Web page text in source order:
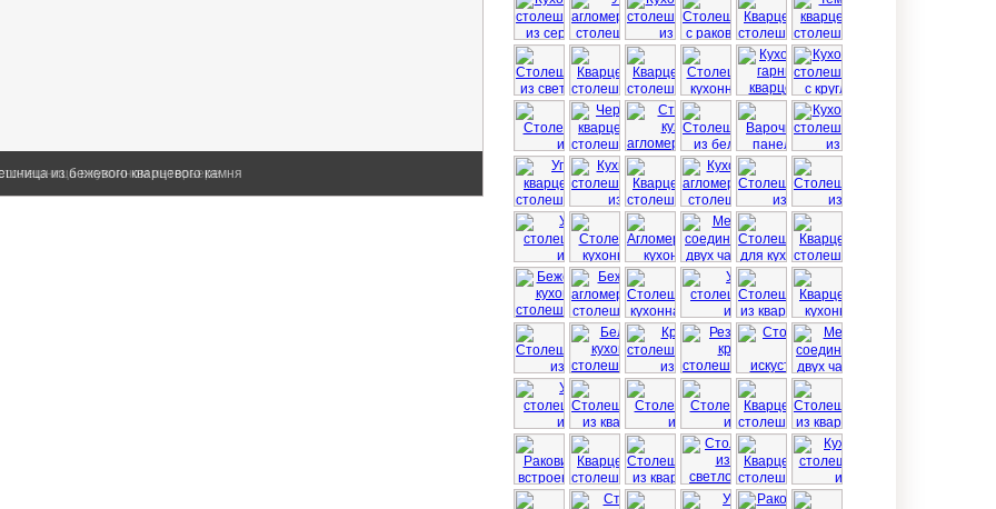
в кухонном интерьере
из бежевого кварцевого камня